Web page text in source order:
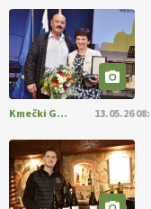
kmetijstva in uspešno
https://t.co/RRn8unbwXp
https://t.co/mnLHFv2VuP
, okolje
in
@EUAgri #IMCAP #CAP
Kmečki Glas 13.05.26